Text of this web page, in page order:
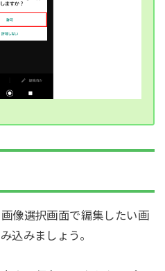
像選択画面で編集したい画
込みましょう。